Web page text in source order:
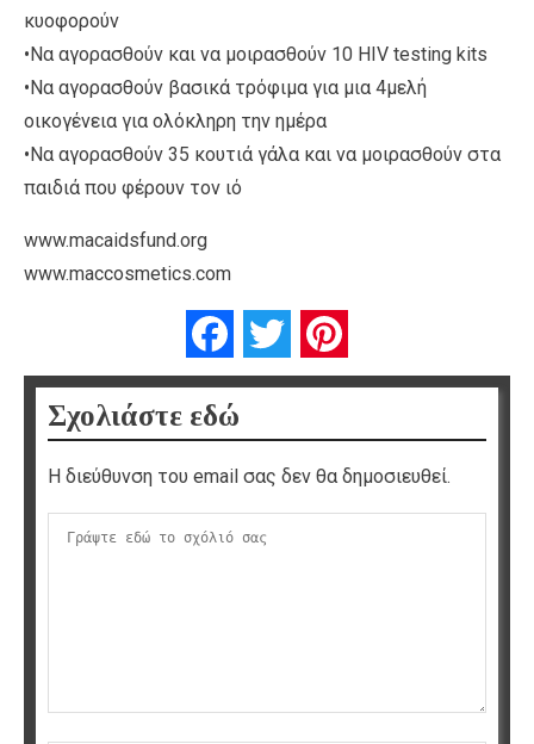
κυοφορούν
•Να αγορασθούν και να μοιρασθούν 10 HIV testing kits
•Να αγορασθούν βασικά τρόφιμα για μια 4μελή
οικογένεια για ολόκληρη την ημέρα
•Να αγορασθούν 35 κουτιά γάλα και να μοιρασθούν στα
παιδιά που φέρουν τον ιό
www.macaidsfund.org
www.maccosmetics.com
FacebookTwitter
Σχολιάστε εδώ
Η διεύθυνση του email σας δεν θα δημοσιευθεί.